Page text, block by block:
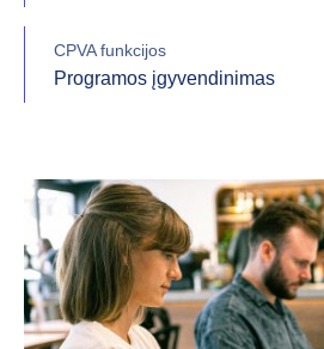
CPVA funkcijos
Programos įgyvendinimas